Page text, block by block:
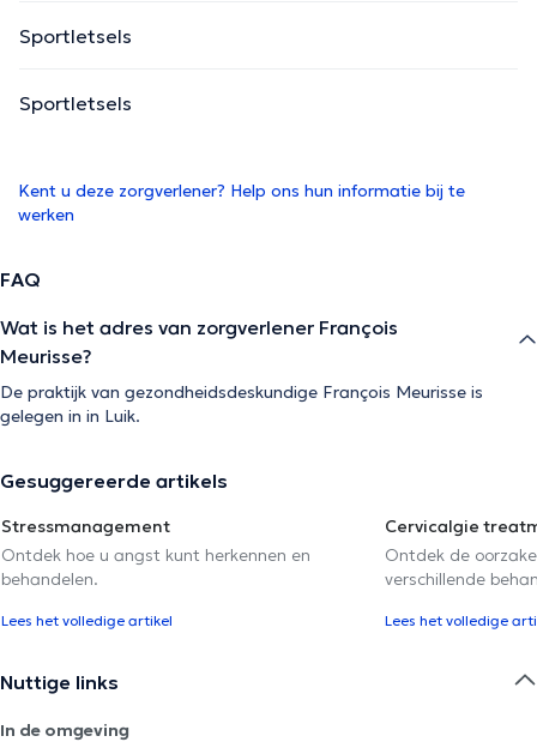
Sportletsels
Sportletsels
Kent u deze zorgverlener? Help ons hun informatie bij te
werken
FAQ
Wat is het adres van zorgverlener François
Meurisse?
De praktijk van gezondheidsdeskundige François Meurisse is
gelegen in in Luik.
Gesuggereerde artikels
Stressmanagement
Ontdek hoe u angst kunt herkennen en
behandelen.
Lees het volledige artikel
Cervicalgie
Ontdek de
verschillende
Lees het volledige
Nuttige links
In de omgeving